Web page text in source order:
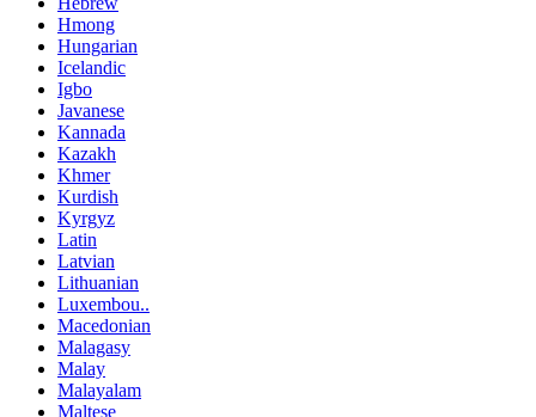
Hmong
Hungarian
Icelandic
Igbo
Javanese
Kannada
Kazakh
Khmer
Kurdish
Kyrgyz
Latin
Latvian
Lithuanian
Luxembou..
Macedonian
Malagasy
Malay
Malayalam
Maltese